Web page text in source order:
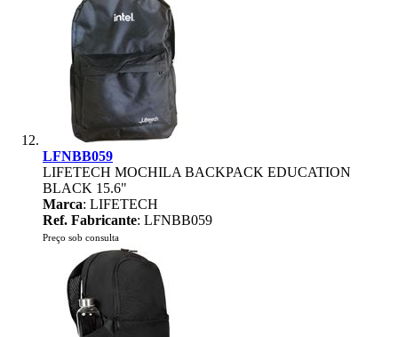
LFNBB059
LIFETECH MOCHILA BACKPACK EDUCATION
BLACK 15.6"
Marca: LIFETECH
Ref. Fabricante: LFNBB059
Preço sob consulta